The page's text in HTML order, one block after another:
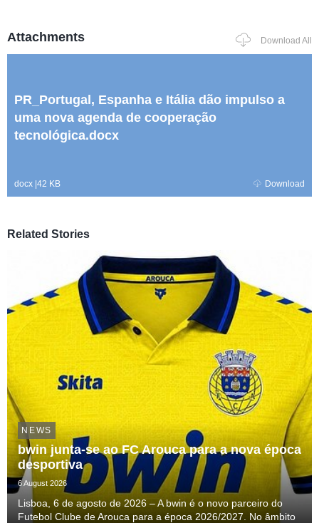
Attachments Download All
PR_Portugal, Espanha e Itália dão impulso a
uma nova agenda de cooperação
tecnológica.docx
docx 42 KB Download
Related Stories
NEWS
bwin junta-se ao FC Arouca para a nova época
desportiva
6 August 2026
Lisboa, 6 de agosto de 2026 – A bwin é o novo parceiro do
Futebol Clube de Arouca para a época 2026/2027. No âmbito